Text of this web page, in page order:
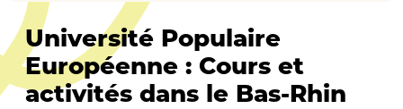
Université Populaire
Européenne : Cours et
activités dans le Bas-Rhin